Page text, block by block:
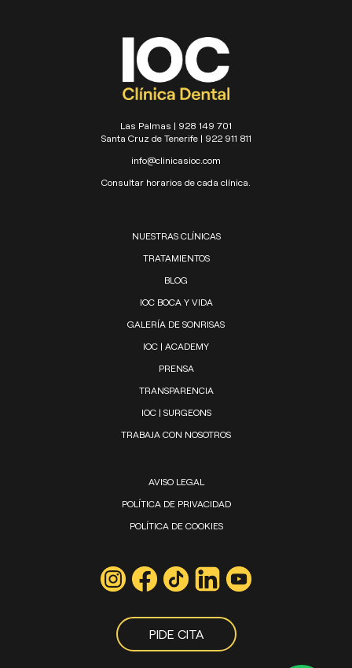
Las Palmas | 928 149 701
Santa Cruz de Tenerife | 922 911 811
info@clinicasioc.com
Consultar horarios de cada clínica.
NUESTRAS CLÍNICAS
TRATAMIENTOS
BLOG
IOC BOCA Y VIDA
GALERÍA DE SONRISAS
IOC | ACADEMY
PRENSA
TRANSPARENCIA
IOC | SURGEONS
TRABAJA CON NOSOTROS
AVISO LEGAL
POLÍTICA DE PRIVACIDAD
POLÍTICA DE COOKIES
PIDE CITA